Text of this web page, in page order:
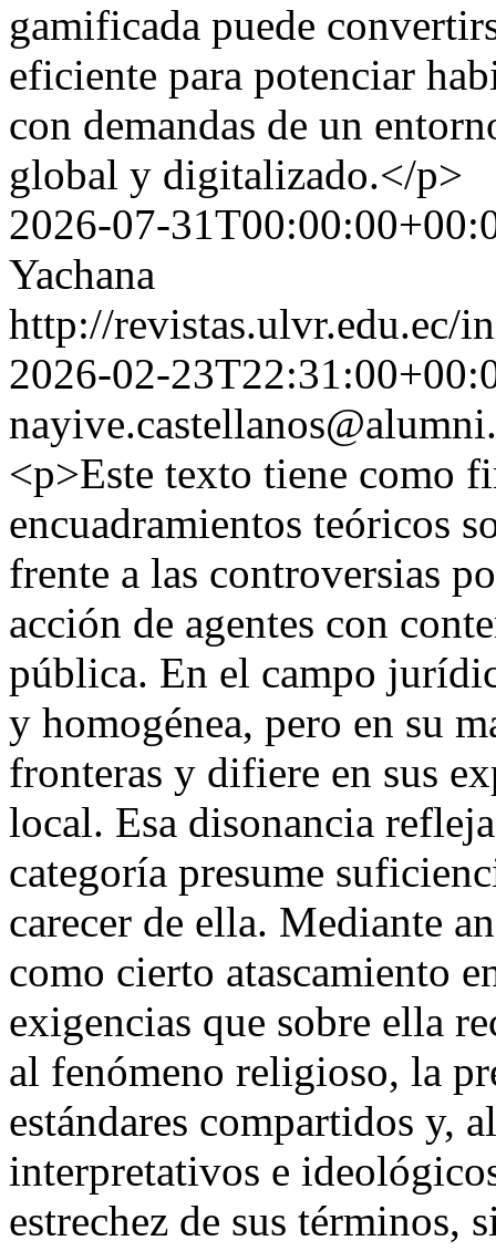
gamificada puede
eficiente para potenciar
con demandas de un
global y digitalizado.</p>
2026-07-
Yachana
http://revistas.ulvr.edu.ec/
2026-02-
<p>Este texto tiene como
encuadramientos teóricos
frente a las controversias
acción de agentes con
pública. En el campo
y homogénea, pero en su
fronteras y difiere en sus
local. Esa disonancia
categoría presume
carecer de ella. Mediante
como cierto atascamiento
exigencias que sobre ella
al fenómeno religioso, la
estándares compartidos y,
interpretativos e
estrechez de sus términos,